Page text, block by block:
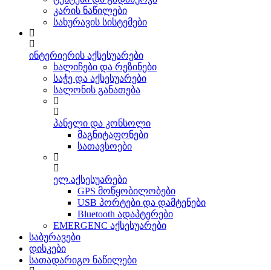
კარის ნაწილები
სახურავის სისტემები
ინტერიერის აქსესუარები
ხალიჩები და რეზინები
საჭე და აქსესუარები
სალონის განათება
პანელი და კონსოლი
მაგნიტაფონები
სათავსოები
ელ.აქსესუარები
GPS მოწყობილობები
USB პორტები და დამტენები
Bluetooth ადაპტერები
EMERGENC აქსესუარები
საბურავები
დისკები
სათადარიგო ნაწილები